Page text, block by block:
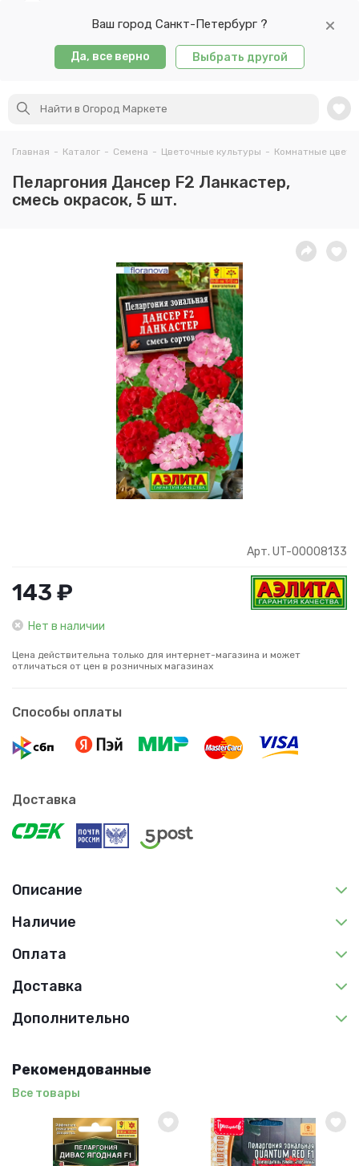
Ваш город Санкт-Петербург ?
Да, все верно Выбрать другой
Главная - Каталог - Семена - Цветочные культуры - Комнатные цветы
Пеларгония Дансер F2 Ланкастер,
смесь окрасок, 5 шт.
Арт. UT-00008133
143 ₽
Нет в наличии
Цена действительна только для интернет-магазина и может
отличаться от цен в розничных магазинах
Способы оплаты
Доставка
Описание
Наличие
Оплата
Доставка
Дополнительно
Рекомендованные
Все товары